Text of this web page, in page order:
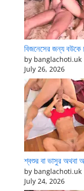
বিজনেসের জন্য
by banglachoti.uk
July 26, 2026
শ্বশুর বা ভাসুর অথবা
by banglachoti.uk
July 24, 2026